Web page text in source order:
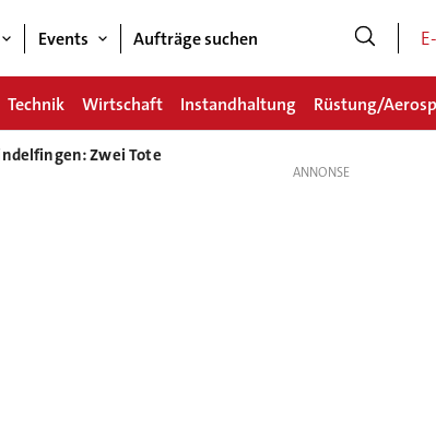
Events Aufträge suchen
Technik Wirtschaft Instandhaltung Rüstung/
Zwei Tote